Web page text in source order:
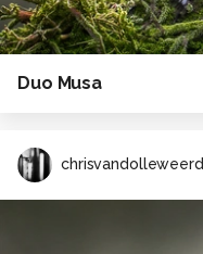
Duo Musa
chrisvandolleweerd